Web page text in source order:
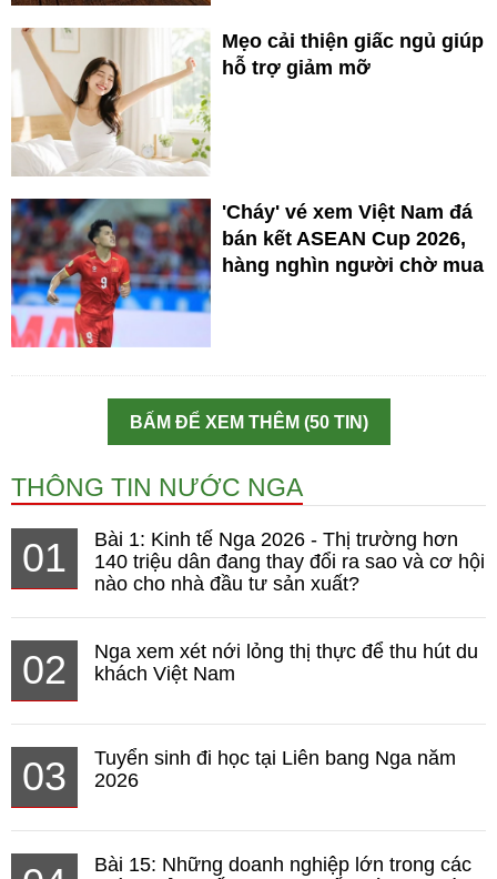
Mẹo cải thiện giấc ngủ giúp
hỗ trợ giảm mỡ
'Cháy' vé xem Việt Nam đá
bán kết ASEAN Cup 2026,
hàng nghìn người chờ mua
BẤM ĐỂ XEM THÊM (50 TIN)
THÔNG TIN NƯỚC NGA
01
Bài 1: Kinh tế Nga 2026 - Thị trường hơn
140 triệu dân đang thay đổi ra sao và cơ hội
nào cho nhà đầu tư sản xuất?
02
Nga xem xét nới lỏng thị thực để thu hút du
khách Việt Nam
03
Tuyển sinh đi học tại Liên bang Nga năm
2026
Bài 15: Những doanh nghiệp lớn trong các